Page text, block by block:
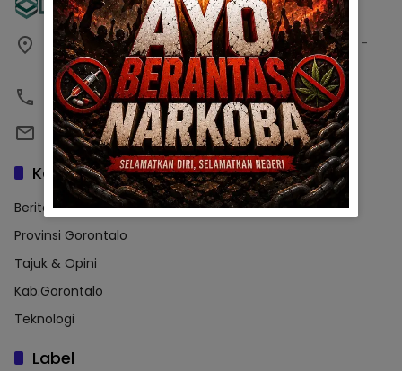
Perum Laguna Albani II Blok B No. 8 Kec.Telaga Biru -
Gorontalo, Indonesia
0822-9264-7788
debutotaindonesia@gmail.com
Kategori
Berita
Provinsi Gorontalo
Tajuk & Opini
Kab.Gorontalo
Teknologi
Label